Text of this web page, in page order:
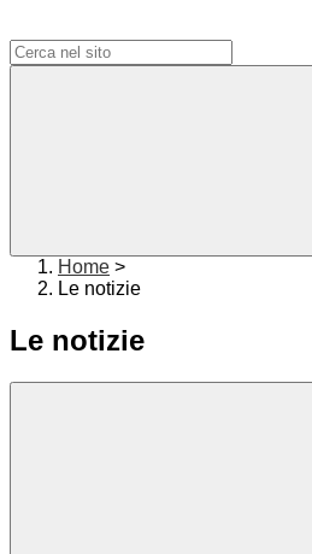
Home >
Le notizie
Le notizie